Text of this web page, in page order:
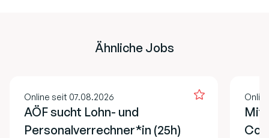
Ähnliche Jobs
Online seit 07.08.2026
AÖF sucht Lohn- und
Personalverrechner*in (25h)